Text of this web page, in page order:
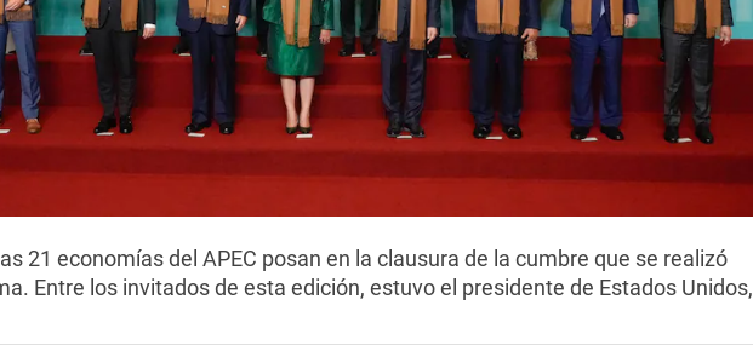
21 economías del APEC posan en la clausura de la cumbre que se realizó
Entre los invitados de esta edición, estuvo el presidente de Estados Unidos,